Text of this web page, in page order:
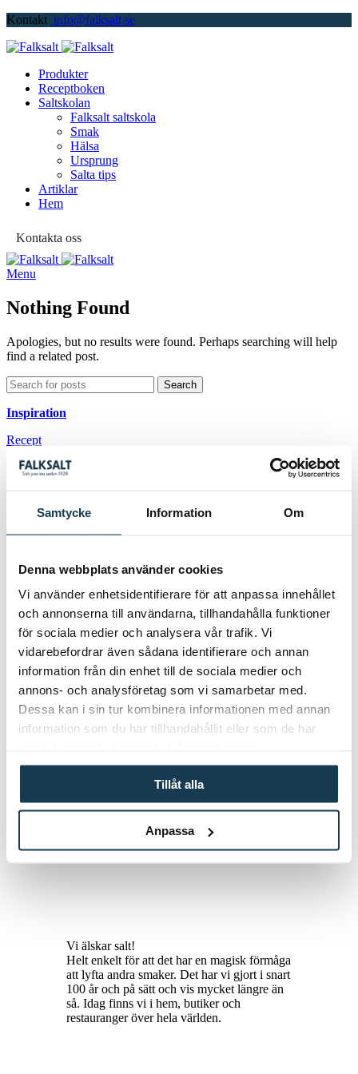
Samtycke Information Om
Denna webbplats använder cookies
Vi använder enhetsidentifierare för att anpassa innehållet
och annonserna till användarna, tillhandahålla funktioner
för sociala medier och analysera vår trafik. Vi
vidarebefordrar även sådana identifierare och annan
information från din enhet till de sociala medier och
annons- och analysföretag som vi samarbetar med.
Dessa kan i sin tur kombinera informationen med annan
information som du har tillhandahållit eller som de har
Tillåt alla
Anpassa
Kontakt info@falksalt.se
Produkter
Receptboken
Saltskolan
Falksalt saltskola
Smak
Hälsa
Ursprung
Salta tips
Artiklar
Hem
Kontakta oss
Menu
Nothing Found
Apologies, but no results were found. Perhaps searching will help
find a related post.
Search
Inspiration
Recept
Tips
Flingsalt
Ursprung
Smak
031 - 309 25 00
Personuppgiftspolicy
Vi älskar salt!
Helt enkelt för att det har en magisk förmåga
att lyfta andra smaker. Det har vi gjort i snart
100 år och på sätt och vis mycket längre än
så. Idag finns vi i hem, butiker och
restauranger över hela världen.